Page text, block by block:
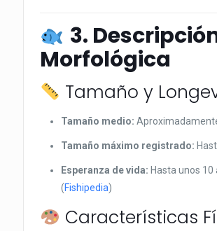
3.
Morfológica
Tamaño y
Tamaño medio:
Tamaño máximo registrado:
Esperanza de vida: Hasta unos 10
(Fishipedia)
Características